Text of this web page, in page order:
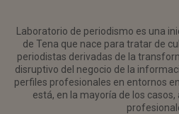
Laboratorio de periodismo es una
de Tena que nace para tratar de
periodistas derivadas de la
disruptivo del negocio de la
perfiles profesionales en entornos
está, en la mayoría de los